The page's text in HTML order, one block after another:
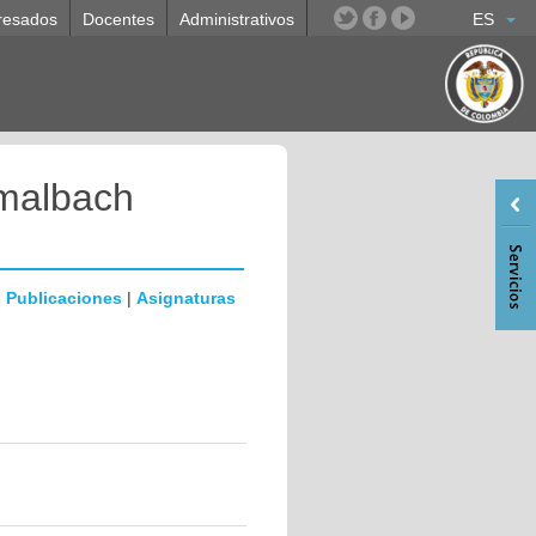
ES
Docentes Administrativos
Publicaciones | Asignaturas